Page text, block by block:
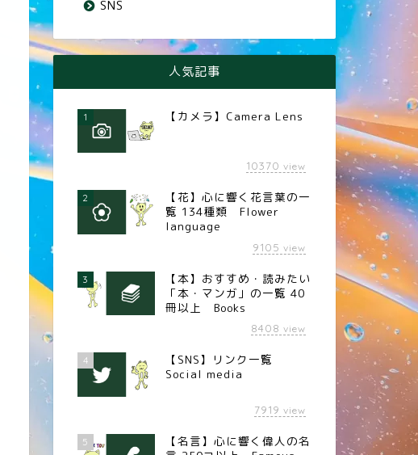
SNS
人気記事
1 【カメラ】Camera Lens
10370 view
2
【花】心に響く花言葉の一
覧 134種類 Flower
language
9105 view
3
【本】おすすめ・読みたい
「本・マンガ」の一覧 40
冊以上 Books
8408 view
4
【SNS】リンク一覧
Social media
7919 view
5
【名言】心に響く偉人の名